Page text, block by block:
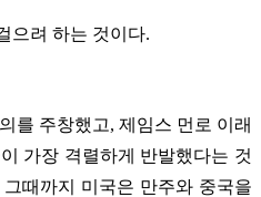
으려 하는 것이다.
를 주창했고, 제임스 먼로 이래
가장 격렬하게 반발했다는 것
때까지 미국은 만주와 중국을